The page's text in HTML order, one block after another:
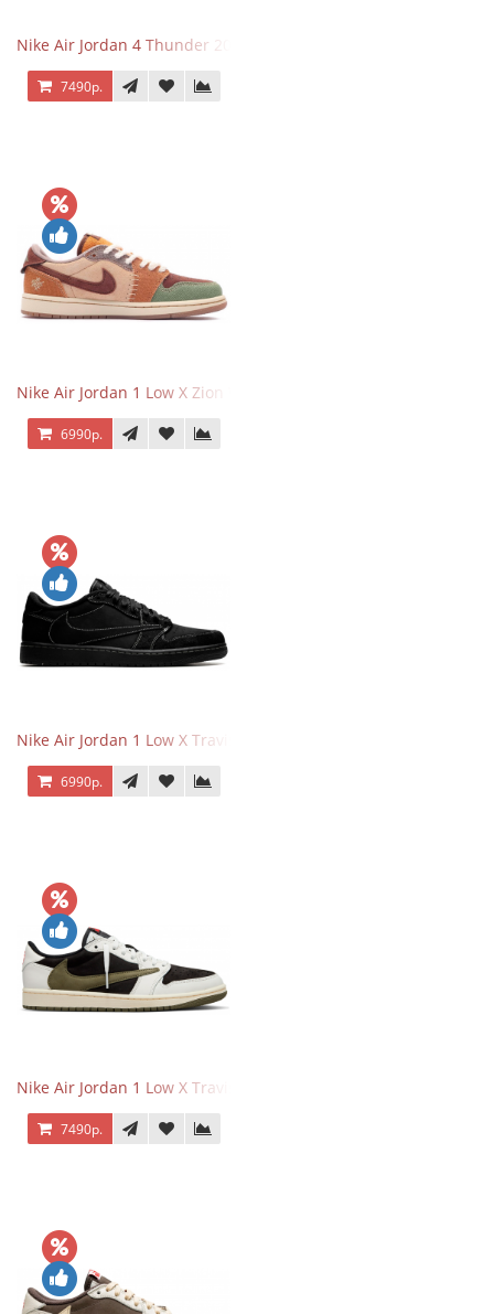
Nike Air Jordan 4 Thunder 2023
7490р.
Nike Air Jordan 1 Low X Zion Williamson Voodoo
6990р.
Nike Air Jordan 1 Low X Travis Scott Black Phantom
6990р.
Nike Air Jordan 1 Low X Travis Scott Olive
7490р.